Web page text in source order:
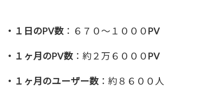
・１日のPV数 ：６７０～１０００PV
・１ヶ月のPV数 ：約２万６０００PV
・１ヶ月のユーザー数 ：約８６００人